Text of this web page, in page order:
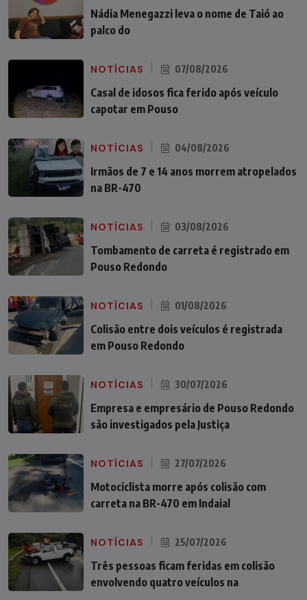
Nádia Menegazzi leva o nome de Taió ao
palco do
NOTÍCIAS 07/08/2026
Casal de idosos fica ferido após veículo
capotar em Pouso
NOTÍCIAS 04/08/2026
Irmãos de 7 e 14 anos morrem atropelados
na BR-470
NOTÍCIAS 03/08/2026
Tombamento de carreta é registrado em
Pouso Redondo
NOTÍCIAS 01/08/2026
Colisão entre dois veículos é registrada
em Pouso Redondo
NOTÍCIAS 30/07/2026
Empresa e empresário de Pouso Redondo
são investigados pela Justiça
NOTÍCIAS 27/07/2026
Motociclista morre após colisão com
carreta na BR-470 em Indaial
NOTÍCIAS 25/07/2026
Três pessoas ficam feridas em colisão
envolvendo quatro veículos na